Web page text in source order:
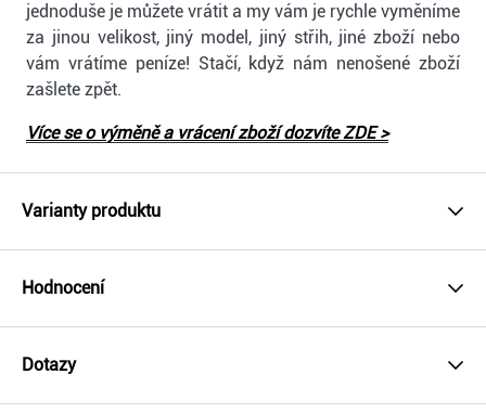
jednoduše je můžete vrátit a my vám je rychle vyměníme
za jinou velikost, jiný model, jiný střih, jiné zboží nebo
vám vrátíme peníze! Stačí, když nám nenošené zboží
zašlete zpět.
Více se o výměně a vrácení zboží dozvíte ZDE >
Varianty produktu
Hodnocení
Dotazy